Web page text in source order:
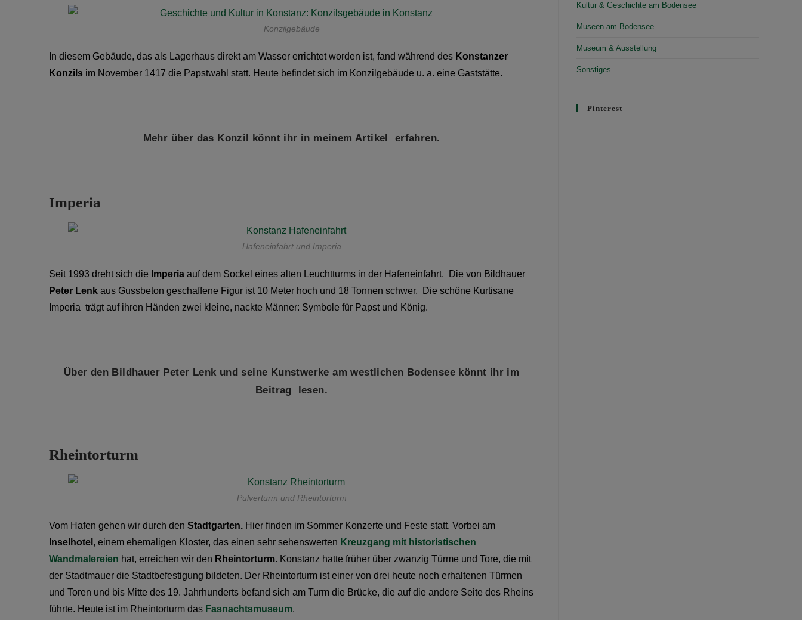
Konzilgebäude
In diesem Gebäude, das als Lagerhaus direkt am Wasser errichtet worden ist, fand während des Konstanzer
Konzils im November 1417 die Papstwahl statt. Heute befindet sich im Konzilgebäude u. a. eine Gaststätte.
Mehr über das Konzil könnt ihr in meinem Artikel erfahren.
Imperia
Hafeneinfahrt und Imperia
Seit 1993 dreht sich die Imperia auf dem Sockel eines alten Leuchtturms in der Hafeneinfahrt. Die von Bildhauer
Peter Lenk aus Gussbeton geschaffene Figur ist 10 Meter hoch und 18 Tonnen schwer. Die schöne Kurtisane
Imperia trägt auf ihren Händen zwei kleine, nackte Männer: Symbole für Papst und König.
Über den Bildhauer Peter Lenk und seine Kunstwerke am westlichen Bodensee könnt ihr im
Beitrag
lesen.
Rheintorturm
Pulverturm und Rheintorturm
Vom Hafen gehen wir durch den Stadtgarten. Hier finden im Sommer Konzerte und Feste statt. Vorbei am
Inselhotel , einem ehemaligen Kloster, das einen sehr sehenswerten Kreuzgang mit historistischen
Wandmalereien hat, erreichen wir den Rheintorturm. Konstanz hatte früher über zwanzig Türme und Tore, die mit
der Stadtmauer die Stadtbefestigung bildeten. Der Rheintorturm ist einer von drei heute noch erhaltenen Türmen
und Toren und bis Mitte des 19. Jahrhunderts befand sich am Turm die Brücke, die auf die andere Seite des Rheins
führte. Heute ist im Rheintorturm das Fasnachtsmuseum.
Kultur & Geschichte am Bodensee
Museen am Bodensee
Museum & Ausstellung
Sonstiges
Pinterest